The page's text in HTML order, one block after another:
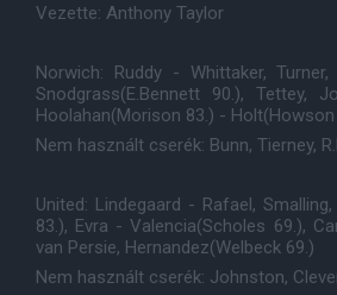
Vezette: Anthony Taylor
Norwich: Ruddy - Whittaker,
Snodgrass(E.Bennett 90.), Tettey,
Hoolahan(Morison 83.) - Holt(Howson
Nem használt cserék: Bunn, Tierney,
United: Lindegaard - Rafael,
83.), Evra - Valencia(Scholes 69.),
van Persie, Hernandez(Welbeck 69.)
Nem használt cserék: Johnston,